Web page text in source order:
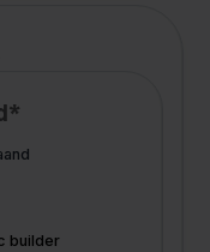
builder